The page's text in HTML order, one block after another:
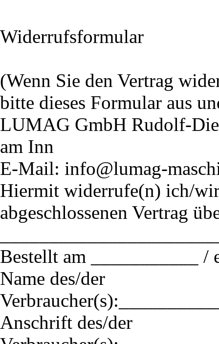
Widerrufsformular
(Wenn Sie den Vertrag
bitte dieses Formular aus
LUMAG GmbH Rudolf-
am Inn
E-Mail: info@lumag-
Hiermit widerrufe(n) ich/
abgeschlossenen Vertrag
Bestellt am ___________ /
Name des/der
Anschrift des/der